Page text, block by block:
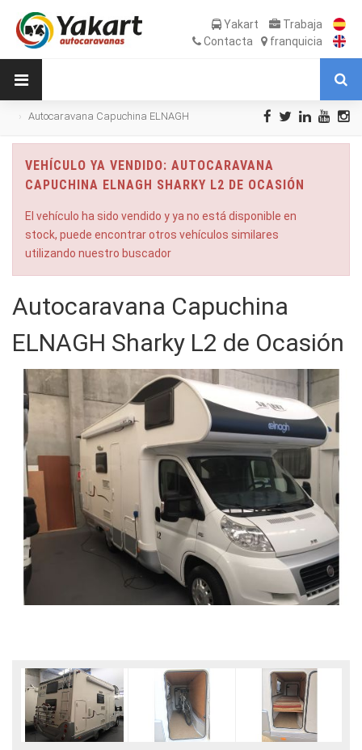
Yakart
Trabaja
Contacta
franquicia
Autocaravana Capuchina ELNAGH
VEHÍCULO YA VENDIDO: AUTOCARAVANA
CAPUCHINA ELNAGH SHARKY L2 DE OCASIÓN
El vehículo ha sido vendido y ya no está disponible en
stock, puede encontrar otros vehículos similares
utilizando nuestro buscador
Autocaravana Capuchina
ELNAGH Sharky L2 de Ocasión